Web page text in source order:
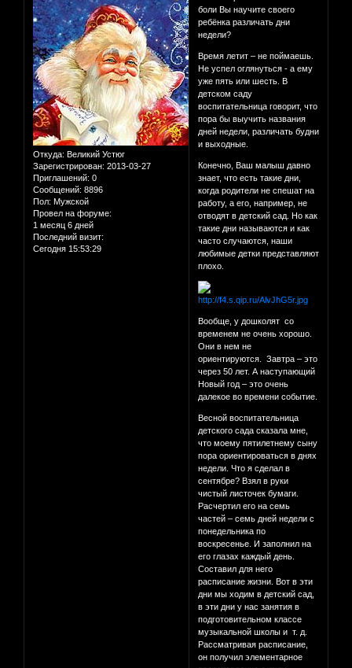
Откуда: Великий Устюг
Зарегистрирован: 2013-03-27
Приглашений: 0
Сообщений: 8896
Пол: Мужской
Провел на форуме:
1 месяц 6 дней
Последний визит:
Сегодня 15:53:29
боли Вы научите своего
ребёнка различать дни
недели?
Время летит – не поймаешь.
Не успел оглянуться - а ему
уже пять или шесть. В
детском саду
воспитательница говорит, что
пора бы выучить названия
дней недели, различать будни
и выходные.
Конечно, Ваш малыш давно
знает, что есть такие дни,
когда родители не спешат на
работу, а его, например, не
отводят в детский сад. Но как
такие дни называются и как
часто случаются, наши
любимые детки представляют
плохо.
Вообще, у дошколят со
временем не очень хорошо.
Они в нем не
ориентируются. Завтра – это
через 50 лет. А наступающий
Новый год – это очень
далекое во времени событие.
Весной воспитательница
детского сада сказала мне,
что моему пятилетнему сыну
пора ориентироваться в днях
недели. Что я сделал в
сентябре? Взял в руки
чистый листочек бумаги.
Расчертил его на семь
частей – семь дней недели с
понедельника по
воскресенье. И заполнил на
его глазах каждый день.
Составил для него
расписание жизни. Вот в эти
дни мы ходим в детский сад,
в эти дни у нас занятия в
подготовительном классе
музыкальной школы и т. д.
Рассматривая расписание,
он получил элементарное